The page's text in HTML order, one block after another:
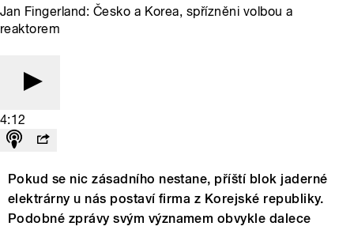
Jan Fingerland: Česko a Korea, spřízněni volbou a
reaktorem
4:12
Pokud se nic zásadního nestane, příští blok jaderné
elektrárny u nás postaví firma z Korejské republiky.
Podobné zprávy svým významem obvykle dalece